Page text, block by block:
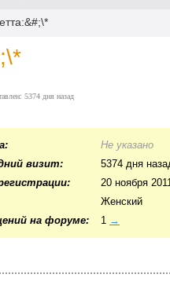
5374 дня назад
Не указано
визит:
5374 дня
20 ноября
Женский
на форуме:
1 →